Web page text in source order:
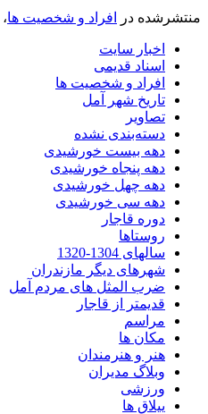
منتشرشده در افراد و شخصیت ها،
اخبار سایت
اسناد قدیمی
افراد و شخصیت ها
تاریخ شهر آمل
تصاویر
دسته‌بندی نشده
دهه بیست خورشیدی
دهه پنجاه خورشیدی
دهه چهل خورشیدی
دهه سی خورشیدی
دوره قاجار
روستاها
سالهای 1304-1320
شهرهای دیگر مازندران
ضرب المثل های مردم آمل
قدیمتر از قاجار
مراسم
مکان ها
هنر و هنرمندان
وبلاگ مدیران
ورزشی
ییلاق ها